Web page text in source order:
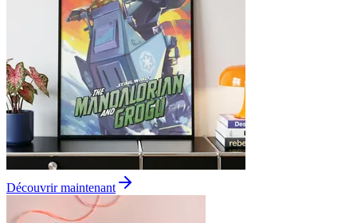
Découvrir maintenant